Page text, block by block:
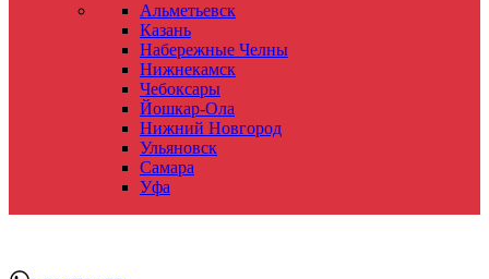
Альметьевск
Казань
Набережные Челны
Нижнекамск
Чебоксары
Йошкар-Ола
Нижний Новгород
Ульяновск
Самара
Уфа